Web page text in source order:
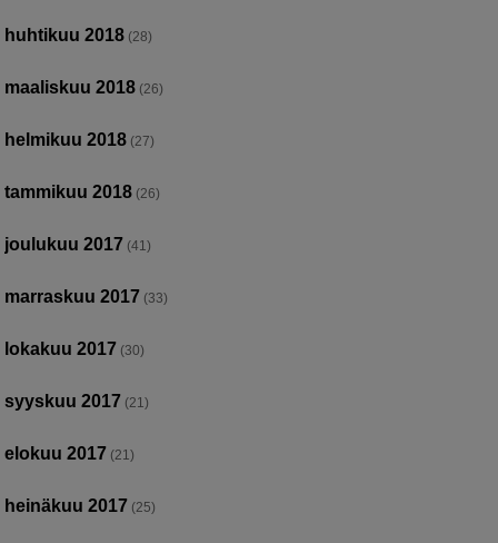
huhtikuu 2018 (28)
maaliskuu 2018 (26)
helmikuu 2018 (27)
tammikuu 2018 (26)
joulukuu 2017 (41)
marraskuu 2017 (33)
lokakuu 2017 (30)
syyskuu 2017 (21)
elokuu 2017 (21)
heinäkuu 2017 (25)